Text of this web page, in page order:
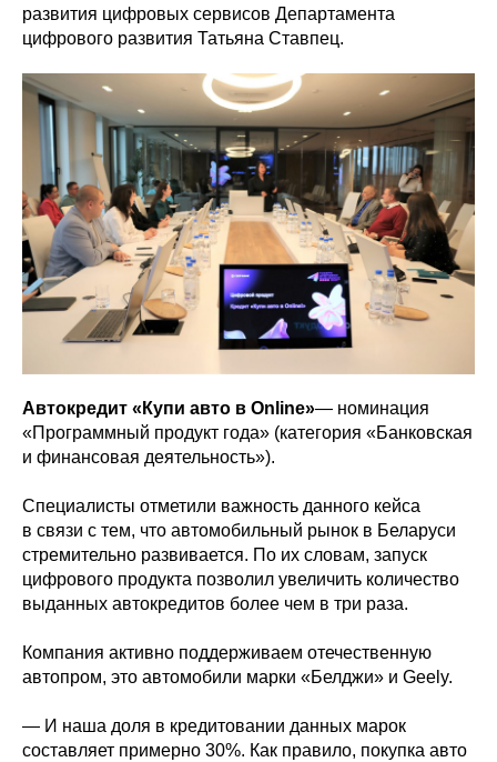
развития цифровых сервисов Департамента
цифрового развития Татьяна Ставпец.
Автокредит «Купи авто в Online»— номинация
«Программный продукт года» (категория «Банковская
и финансовая деятельность»).
Специалисты отметили важность данного кейса
в связи с тем, что автомобильный рынок в Беларуси
стремительно развивается. По их словам, запуск
цифрового продукта позволил увеличить количество
выданных автокредитов более чем в три раза.
Компания активно поддерживаем отечественную
автопром, это автомобили марки «Белджи» и Geely.
— И наша доля в кредитовании данных марок
составляет примерно 30%. Как правило, покупка авто